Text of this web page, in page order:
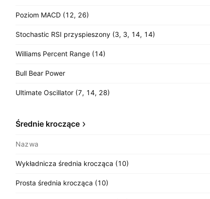
Poziom MACD (12, 26)
Stochastic RSI przyspieszony (3, 3, 14, 14)
Williams Percent Range (14)
Bull Bear Power
Ultimate Oscillator (7, 14, 28)
Średnie kroczące
Nazwa
Wykładnicza średnia krocząca (10)
Prosta średnia krocząca (10)